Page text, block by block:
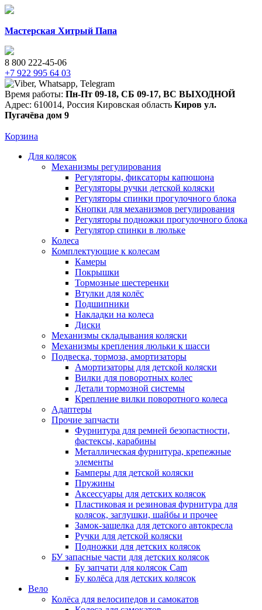
Мастерская Хитрый Папа
8 800 222-45-06
+7 922 995 64 03
Время работы: Пн-Пт 09-18, СБ 09-17, ВС ВЫХОДНОЙ
Адрес: 610014, Россия Кировская область Киров ул.
Пугачёва дом 9
Корзина
Для колясок
Механизмы регулирования
Регуляторы, фиксаторы капюшона
Регуляторы ручки детской коляски
Регуляторы спинки прогулочного блока
Кнопки для механизмов регулирования
Регуляторы подножки прогулочного блока
Регулятор спинки в люльке
Колеса
Комплектующие к колесам
Камеры
Покрышки
Тормозные шестеренки
Втулки для колёс
Подшипники
Накладки на колеса
Диски
Механизмы складывания коляски
Механизмы крепления люльки к шасси
Подвеска, тормоза, амортизаторы
Амортизаторы для детской коляски
Вилки для поворотных колес
Детали тормозной системы
Крепление вилки поворотного колеса
Адаптеры
Прочие запчасти
Фурнитура для ремней безопастности,
фастексы, карабины
Металлическая фурнитура, крепежные
элементы
Бамперы для детской коляски
Пружины
Аксессуары для детских колясок
Пластиковая и резиновая фурнитура для
колясок, заглушки, шайбы и прочее
Замок-защелка для детского автокресла
Ручки для детской коляски
Подножки для детских колясок
БУ запасные части для детских колясок
Бу запчати для колясок Cam
Бу колёса для детских колясок
Вело
Колёса для велосипедов и самокатов